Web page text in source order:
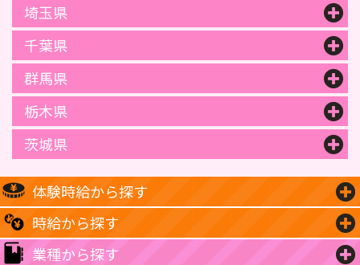
埼玉県
千葉県
群馬県
栃木県
茨城県
体験時給から探す
時給から探す
業種から探す